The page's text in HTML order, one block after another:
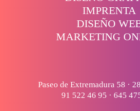
IMPRENTA
DISEÑO
MARKETING
Paseo de Extremadura 58 ·
91 522 46 95 · 645